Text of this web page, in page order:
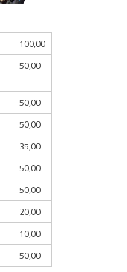
100,00
50,00
50,00
50,00
35,00
50,00
50,00
20,00
10,00
50,00